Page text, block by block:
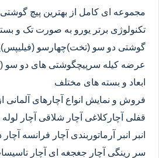
مجموعه ای کامل از بهترین پیچ
تکنولوژی برتر یورو به صورت تک و
گوشتی دو سو (تخت)چهارسو
عرضه کیله سرپیچگوشتی های دو سو
ابعاد و بسته های مختلف
فروش و نمایش انواع آچارهای آلمانی
قفلی آچارکلاغی آچار شلاقی آچار
انبر انبر آرماتوربندی آچار فرانسه
سر رینگی آچار جغجغه ای آچار